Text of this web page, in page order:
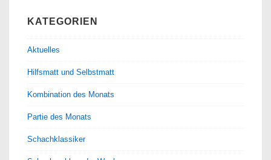
KATEGORIEN
Aktuelles
Hilfsmatt und Selbstmatt
Kombination des Monats
Partie des Monats
Schachklassiker